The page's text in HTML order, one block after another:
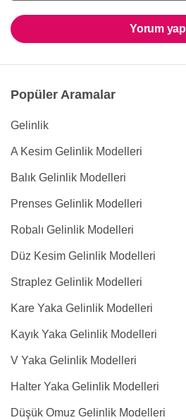
Yorum yap
Popüler Aramalar
Gelinlik
A Kesim Gelinlik Modelleri
Balık Gelinlik Modelleri
Prenses Gelinlik Modelleri
Robalı Gelinlik Modelleri
Düz Kesim Gelinlik Modelleri
Straplez Gelinlik Modelleri
Kare Yaka Gelinlik Modelleri
Kayık Yaka Gelinlik Modelleri
V Yaka Gelinlik Modelleri
Halter Yaka Gelinlik Modelleri
Düşük Omuz Gelinlik Modelleri